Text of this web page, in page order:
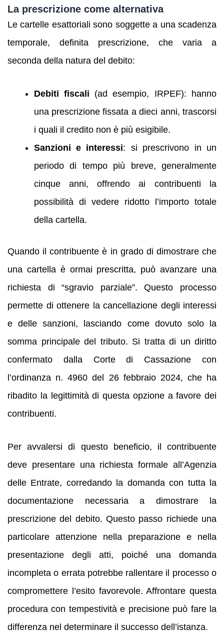
La prescrizione come alternativa
Le cartelle esattoriali sono soggette a una scadenza
temporale, definita prescrizione, che varia a
seconda della natura del debito:
Debiti fiscali (ad esempio, IRPEF): hanno
una prescrizione fissata a dieci anni, trascorsi
i quali il credito non è più esigibile.
Sanzioni e interessi: si prescrivono in un
periodo di tempo più breve, generalmente
cinque anni, offrendo ai contribuenti la
possibilità di vedere ridotto l’importo totale
della cartella.
Quando il contribuente è in grado di dimostrare che
una cartella è ormai prescritta, può avanzare una
richiesta di “sgravio parziale”. Questo processo
permette di ottenere la cancellazione degli interessi
e delle sanzioni, lasciando come dovuto solo la
somma principale del tributo. Si tratta di un diritto
confermato dalla Corte di Cassazione con
l’ordinanza n. 4960 del 26 febbraio 2024, che ha
ribadito la legittimità di questa opzione a favore dei
contribuenti.
Per avvalersi di questo beneficio, il contribuente
deve presentare una richiesta formale all’Agenzia
delle Entrate, corredando la domanda con tutta la
documentazione necessaria a dimostrare la
prescrizione del debito. Questo passo richiede una
particolare attenzione nella preparazione e nella
presentazione degli atti, poiché una domanda
incompleta o errata potrebbe rallentare il processo o
compromettere l’esito favorevole. Affrontare questa
procedura con tempestività e precisione può fare la
differenza nel determinare il successo dell’istanza.